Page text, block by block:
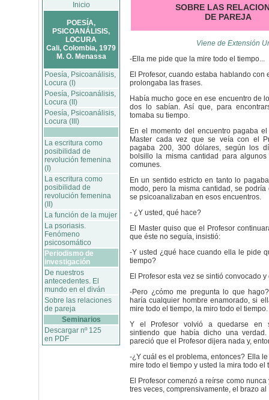
Inicio
POESÍA,
PSICOANÁLISIS,
LOCURA
Cali, Colombia, 1979
M. O. Menassa
Poesía, Psicoanálisis,
Locura (I)
Poesía, Psicoanálisis,
Locura (II)
Poesía, Psicoanálisis,
Locura (III)
La escritura como
posibilidad de
revolución femenina
(I)
La escritura como
posibilidad de
revolución femenina
(II)
La función de la mujer
La psoriasis.
Fenómeno
psicosomático
Periodismo de
investigación
De nuestros
antecedentes. El
mundo en el diván
Sobre las relaciones
de pareja
Seminarios
Descargar nº 125
en PDF
SOBRE LAS
DE PAREJA
Viene de Extensión
-Ella me pide que la mire todo el tiempo...
El Profesor, cuando estaba hablando con
prolongaba las frases.
Había mucho goce en ese encuentro de
dos lo sabían. Así que, para
tomaba su tiempo.
En el momento del encuentro pagaba
Master cada vez que se veía con el
pagaba 200, 300 dólares, según los
bolsillo la misma cantidad para
comunes.
En un sentido estricto en tanto lo
modo, pero la misma cantidad, se
se psicoanalizaban en esos encuentros.
- ¿Y usted, qué hace?
El Master quiso que el Profesor
que éste no seguía, insistió:
-Y usted ¿qué hace cuando ella le pide
tiempo?
El Profesor esta vez se sintió convocado y
-Pero ¿cómo me pregunta lo que
haría cualquier hombre enamorado, si
mire todo el tiempo, la miro todo el tiempo.
Y el Profesor volvió a quedarse en
sintiendo que había dicho una
pareció que el Profesor dijera nada y,
-¿Y cuál es el problema, entonces? Ella
mire todo el tiempo y usted la mira todo el
El Profesor comenzó a reírse como
tres veces, comprensivamente, el brazo al